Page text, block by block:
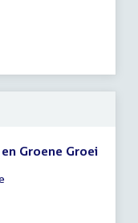
Groene Groei